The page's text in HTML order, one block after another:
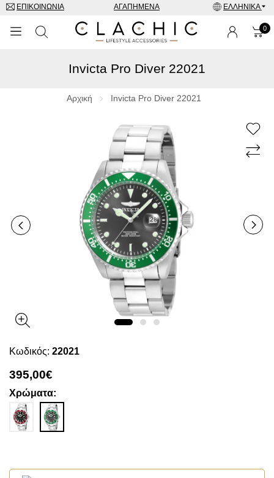
ΕΠΙΚΟΙΝΩΝΊΑ ΑΓΑΠΗΜΈΝΑ ΕΛΛΗΝΙΚΆ
0
ΜΑΡΚΕΣ
ΡΟΛΌΓΙΑ
ΚΟΣΜΉΜΑΤΑ
ΓΥΑΛΙΆ ΗΛΊΟΥ
ΑΞΕΣΟΥΑΡ
SPECIAL OFFERS
Invicta Pro Diver 22021
Αρχική Invicta Pro Diver 22021
Κωδικός: 22021
395,00€
Χρώματα: